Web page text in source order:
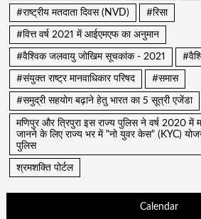
#राष्ट्रीय मतदाता दिवस (NVD) #रिसा
#वित्त वर्ष 2021 में आईएमएफ का अनुमान
#वैश्विक जलवायु जोखिम सूचकांक - 2021
#संयुक्त राष्ट्र मानवाधिकार परिषद #समास
#समुद्री सहयोग बढ़ाने हेतु भारत का 5 सूत्री एजेंडा
मणिपुर और त्रिपुरा इस राज्य पुलिस ने वर्ष 2020 में
जानने के लिए राज्य भर में "नो युवर केस" (KYC)
पुलिस
श्रमशक्ति पोर्टल
Calendar